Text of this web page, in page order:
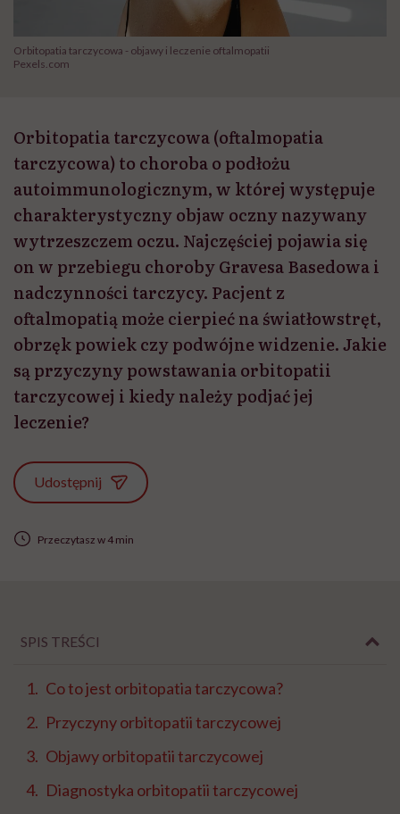
Orbitopatia tarczycowa - objawy i leczenie oftalmopatii
Pexels.com
Orbitopatia tarczycowa (oftalmopatia
tarczycowa) to choroba o podłożu
autoimmunologicznym, w której występuje
charakterystyczny objaw oczny nazywany
wytrzeszczem oczu. Najczęściej pojawia się
on w przebiegu choroby Gravesa Basedowa i
nadczynności tarczycy. Pacjent z
oftalmopatią może cierpieć na światłowstręt,
obrzęk powiek czy podwójne widzenie. Jakie
są przyczyny powstawania orbitopatii
tarczycowej i kiedy należy podjać jej
leczenie?
Udostępnij
Przeczytasz w 4 min
SPIS TREŚCI
Co to jest orbitopatia tarczycowa?
Przyczyny orbitopatii tarczycowej
Objawy orbitopatii tarczycowej
Diagnostyka orbitopatii tarczycowej